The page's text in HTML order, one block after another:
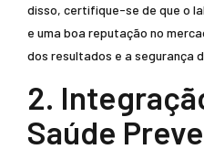
disso, certifique-se de que o
e uma boa reputação no
dos resultados e a segurança
2.
Saúde